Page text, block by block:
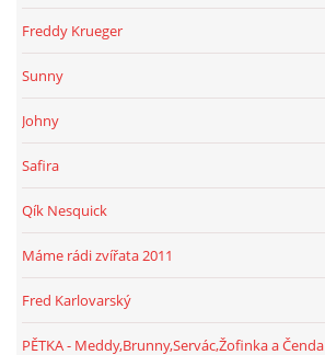
Freddy Krueger
Sunny
Johny
Safira
Qík Nesquick
Máme rádi zvířata 2011
Fred Karlovarský
PĚTKA - Meddy,Brunny,Servác,Žofinka a Čenda